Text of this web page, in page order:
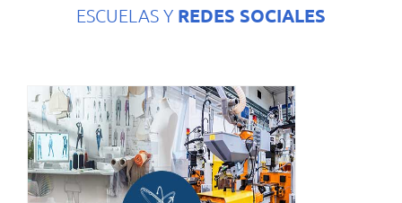
ESCUELAS Y REDES SOCIALES
Escuela de Ciencias, Artes y Tecnología
(ESCAT)